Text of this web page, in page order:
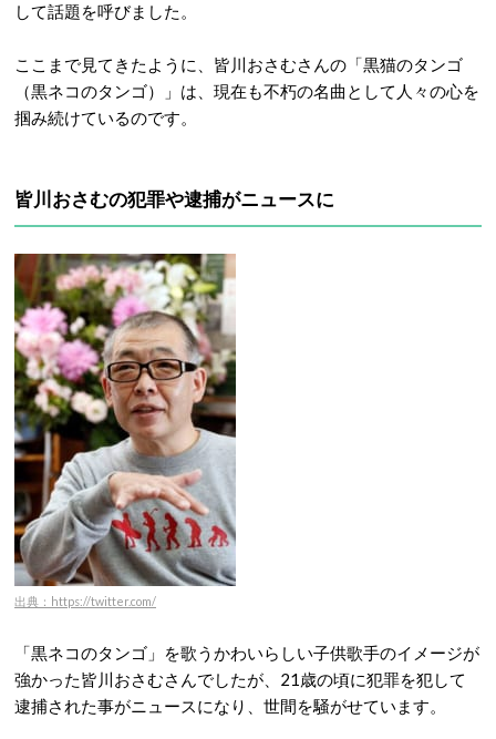
して話題を呼びました。
ここまで見てきたように、皆川おさむさんの「黒猫のタンゴ
（黒ネコのタンゴ）」は、現在も不朽の名曲として人々の心を
掴み続けているのです。
皆川おさむの犯罪や逮捕がニュースに
出典：https://twitter.com/
「黒ネコのタンゴ」を歌うかわいらしい子供歌手のイメージが
強かった皆川おさむさんでしたが、21歳の頃に犯罪を犯して
逮捕された事がニュースになり、世間を騒がせています。